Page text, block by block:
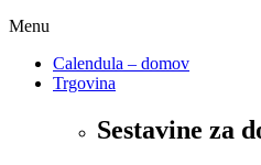
Menu
Calendula – domov
Trgovina
Sestavine za